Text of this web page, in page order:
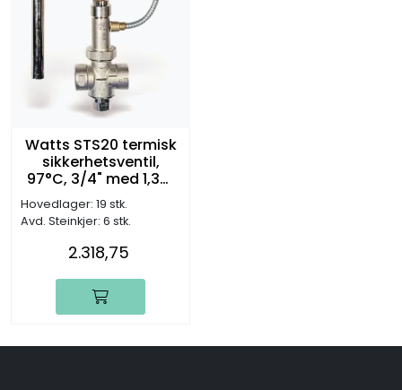
Watts STS20 termisk
sikkerhetsventil,
97°C, 3/4" med 1,3m
kapillarledning
Hovedlager: 19 stk.
Avd. Steinkjer: 6 stk.
2.318,75